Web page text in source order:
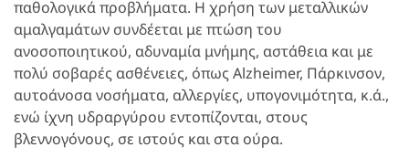
παθολογικά προβλήματα. Η χρήση των μεταλλικών
αμαλγαμάτων συνδέεται με πτώση του
ανοσοποιητικού, αδυναμία μνήμης, αστάθεια και με
πολύ σοβαρές ασθένειες, όπως Alzheimer, Πάρκινσον,
αυτοάνοσα νοσήματα, αλλεργίες, υπογονιμότητα, κ.ά.,
ενώ ίχνη υδραργύρου εντοπίζονται, στους
βλεννογόνους, σε ιστούς και στα ούρα.